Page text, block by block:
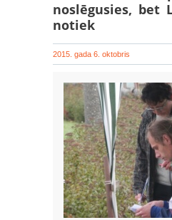
noslēgusies, bet
notiek
2015. gada 6. oktobris